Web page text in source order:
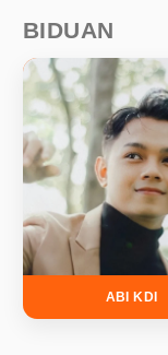
BIDUAN
ABI KDI